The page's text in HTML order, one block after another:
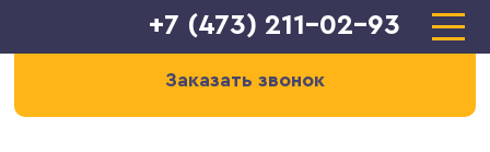
+7 (473) 211-02-93
Заказать звонок